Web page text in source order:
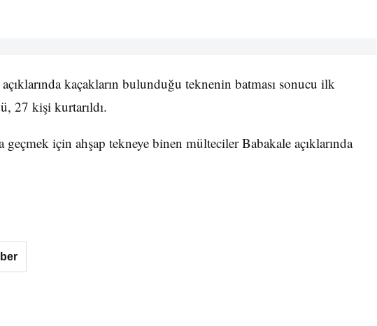
kaçakların bulunduğu teknenin batması sonucu ilk
27 kişi kurtarıldı.
geçmek için ahşap tekneye binen mülteciler Babakale açıklarında